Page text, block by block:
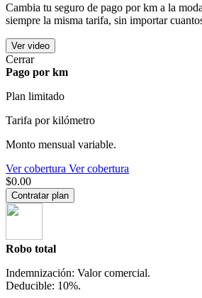
Cambia tu seguro de pago por km a la
siempre la misma tarifa, sin importar
Ver video
Cerrar
Pago por km
Plan limitado
Tarifa por kilómetro
Monto mensual variable.
Ver cobertura Ver cobertura
$0.00
Contratar plan
Robo total
Indemnización: Valor comercial.
Deducible: 10%.